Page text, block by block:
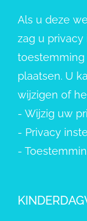
Als u deze
zag u
toestemming
plaatsen. U
wijzigen of
- Wijzig uw
- Privacy
-